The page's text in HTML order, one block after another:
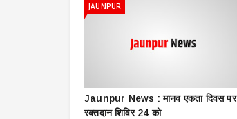
JAUNPUR
Jaunpur News : ​मानव एकता दिवस पर
रक्तदान शिविर 24 को